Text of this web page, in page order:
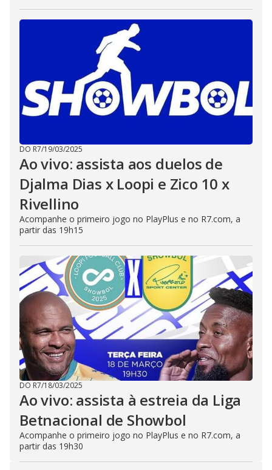
DO R7/19/03/2025
Ao vivo: assista aos duelos de
Djalma Dias x Loopi e Zico 10 x
Rivellino
Acompanhe o primeiro jogo no PlayPlus e no R7.com, a
partir das 19h15
DO R7/18/03/2025
Ao vivo: assista à estreia da Liga
Betnacional de Showbol
Acompanhe o primeiro jogo no PlayPlus e no R7.com, a
partir das 19h30